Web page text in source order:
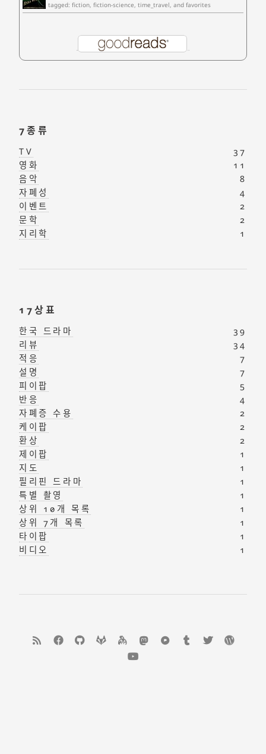
tagged: fiction, fiction-science, time_travel, and favorites
7종류
TV
37
영화
11
음악
8
자폐성
4
이벤트
2
문학
2
지리학
1
17상표
한국 드라마
39
리뷰
34
적응
7
설명
7
피이팝
5
반응
4
자폐증 수용
2
케이팝
2
환상
2
제이팝
1
지도
1
필리핀 드라마
1
특별 촬영
1
상위 10개 목록
1
상위 7개 목록
1
타이팝
1
비디오
1
Feed Facebook
GitHubGitLab keybasemastodonPixelfedTumblrTwitter